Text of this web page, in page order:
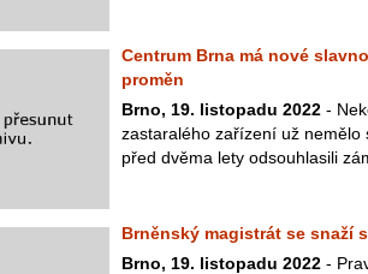
Centrum Brna má nové
proměn
Brno, 19. listopadu 2022 -
zastaralého zařízení už
před dvěma lety odsouhlasili
Brněnský magistrát se snaží
Brno, 19. listopadu 2022 -